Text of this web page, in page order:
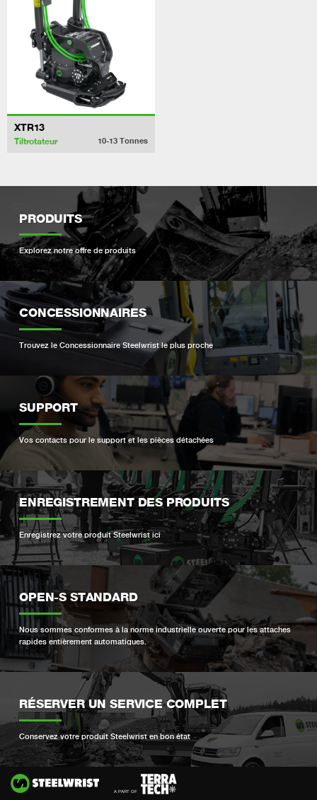
XTR13
Tiltrotateur 10-13 Tonnes
PRODUITS
Explorez notre offre de produits
CONCESSIONNAIRES
Trouvez le Concessionnaire Steelwrist le plus proche
SUPPORT
Vos contacts pour le support et les pièces détachées
ENREGISTREMENT DES PRODUITS
Enregistrez votre produit Steelwrist ici
OPEN-S STANDARD
Nous sommes conformes à la norme industrielle ouverte pour les attaches
rapides entièrement automatiques.
RÉSERVER UN SERVICE COMPLET
Conservez votre produit Steelwrist en bon état